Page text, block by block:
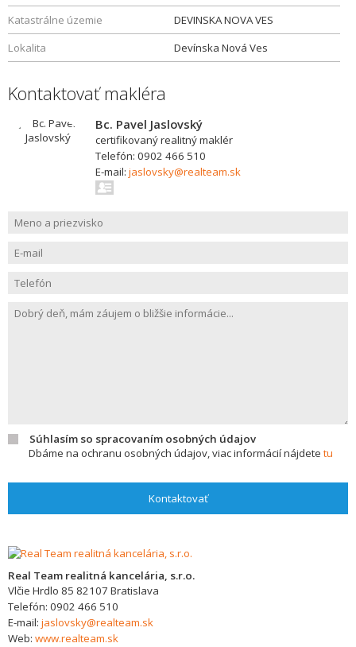
Katastrálne územie
DEVINSKA NOVA VES
Lokalita
Devínska Nová Ves
Kontaktovať makléra
Bc. Pavel Jaslovský
certifikovaný realitný maklér
Telefón: 0902 466 510
E-mail: jaslovsky@realteam.sk
Súhlasím so spracovaním osobných údajov
Dbáme na ochranu osobných údajov, viac informácií nájdete tu
Kontaktovať
Real Team realitná kancelária, s.r.o.
Vlčie Hrdlo 85 82107 Bratislava
Telefón: 0902 466 510
E-mail: jaslovsky@realteam.sk
Web: www.realteam.sk